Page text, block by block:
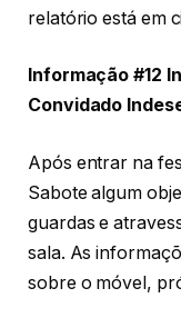
relatório está em
Informação #12
Convidado
Após entrar na
Sabote algum
guardas e
sala. As
sobre o móvel,